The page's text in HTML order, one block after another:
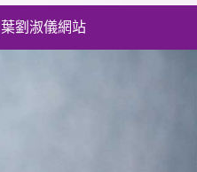
葉劉淑儀網站